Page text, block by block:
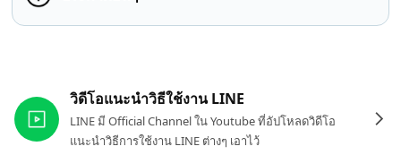
วิดีโอแนะนำวิธีใช้งาน LINE
LINE มี Official Channel ใน Youtube ที่อัปโหลดวิดีโอ
แนะนำวิธีการใช้งาน LINE ต่างๆ เอาไว้